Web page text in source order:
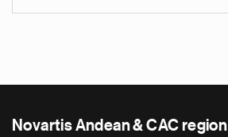
Novartis Andean & CAC region